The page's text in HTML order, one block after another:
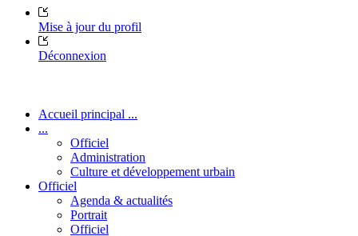
Mise à jour du profil
Déconnexion
Accueil principal ...
...
Officiel
Administration
Culture et développement urbain
Officiel
Agenda & actualités
Portrait
Officiel